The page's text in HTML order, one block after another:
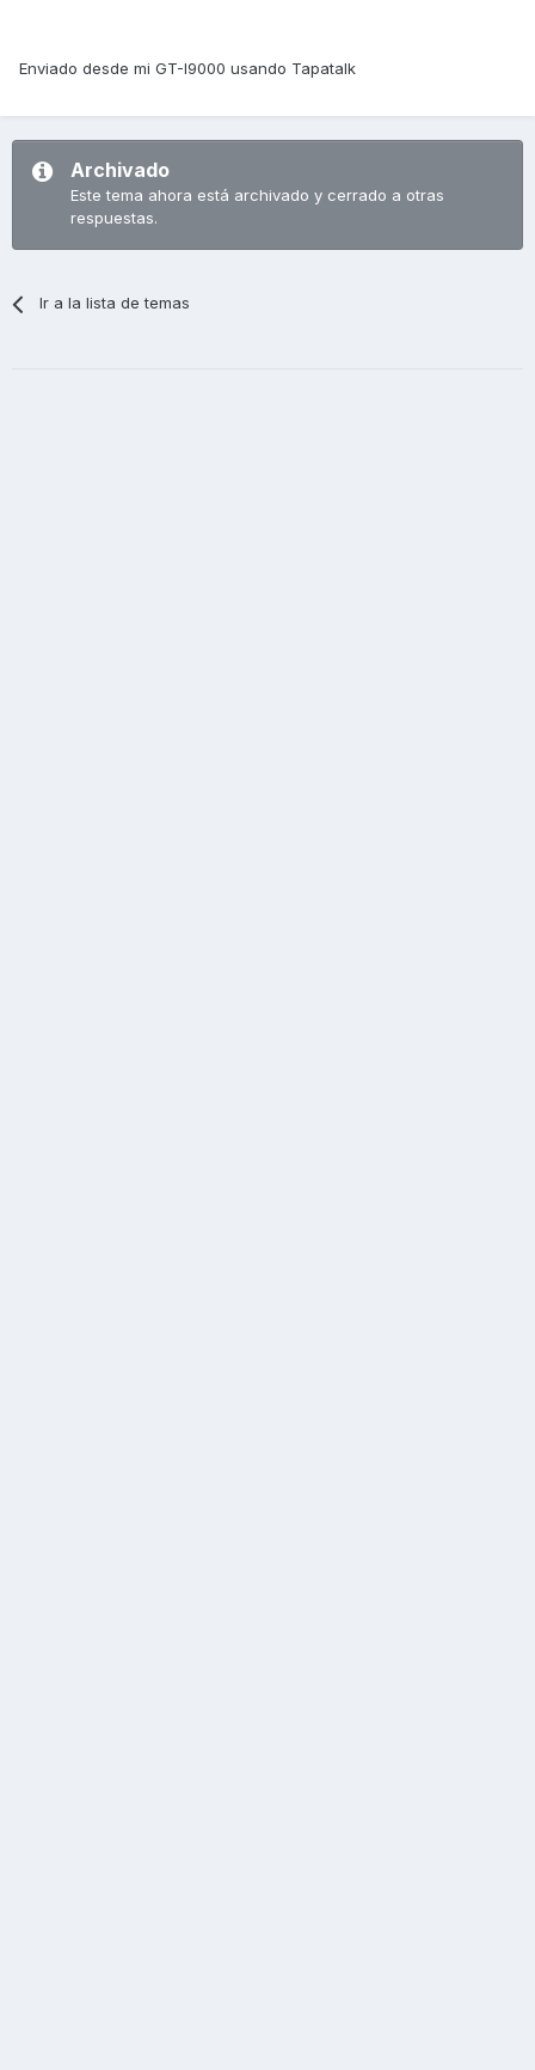
Enviado desde mi GT-I9000 usando Tapatalk
Archivado
Este tema ahora está archivado y cerrado a otras
respuestas.
Ir a la lista de temas